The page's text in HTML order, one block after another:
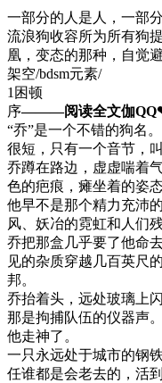
一部分的人是人，一部
流浪狗收容所为所有狗
凰，变态的那种，自觉避
架空/bdsm元素/
1困顿
序———阅读全文伽QQ❤
“乔”是一个不错的狗名。
很短，只有一个音节，
乔蹲在路边，虚虚喘着
色的疤痕，瘫坐着的姿
他早不是那个精力充沛
风、妖冶的霓虹和人们
乔把那盒几乎要了他命
见的杂质穿越几百英尺
邦。
乔抬着头，远处玻璃上
那是拘捕队伍的仪器声。
他走神了。
一只永远处于城市的钢
任谁都是会老去的，活